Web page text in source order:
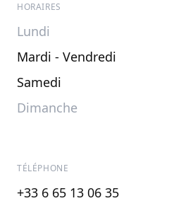
HORAIRES
Lundi
Mardi - Vendredi
Samedi
Dimanche
TÉLÉPHONE
+33 6 65 13 06 35